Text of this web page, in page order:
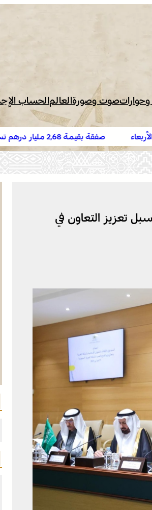
وحواراتصوت وصورةالعالمالحساب
صفقة بقيمة 2,68 مليار درهم تسرع أشغال
تعزيز التعاون في